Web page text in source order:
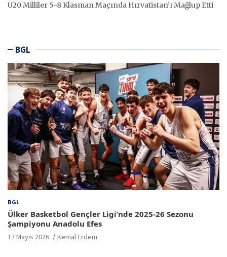
U20 Milliler 5-8 Klasman Maçında Hırvatistan’ı Mağlup Etti
BGL
BGL
Ülker Basketbol Gençler Ligi’nde 2025-26 Sezonu
Şampiyonu Anadolu Efes
17 Mayıs 2026 Kemal Erdem